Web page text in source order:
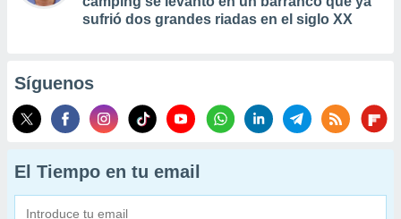
sufrió dos grandes riadas en el siglo XX
Síguenos
El Tiempo en tu email